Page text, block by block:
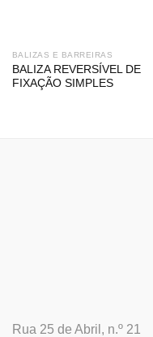
BALIZAS E BARREIRAS
BALIZA REVERSÍVEL DE
FIXAÇÃO SIMPLES
Rua 25 de Abril, n.º 21